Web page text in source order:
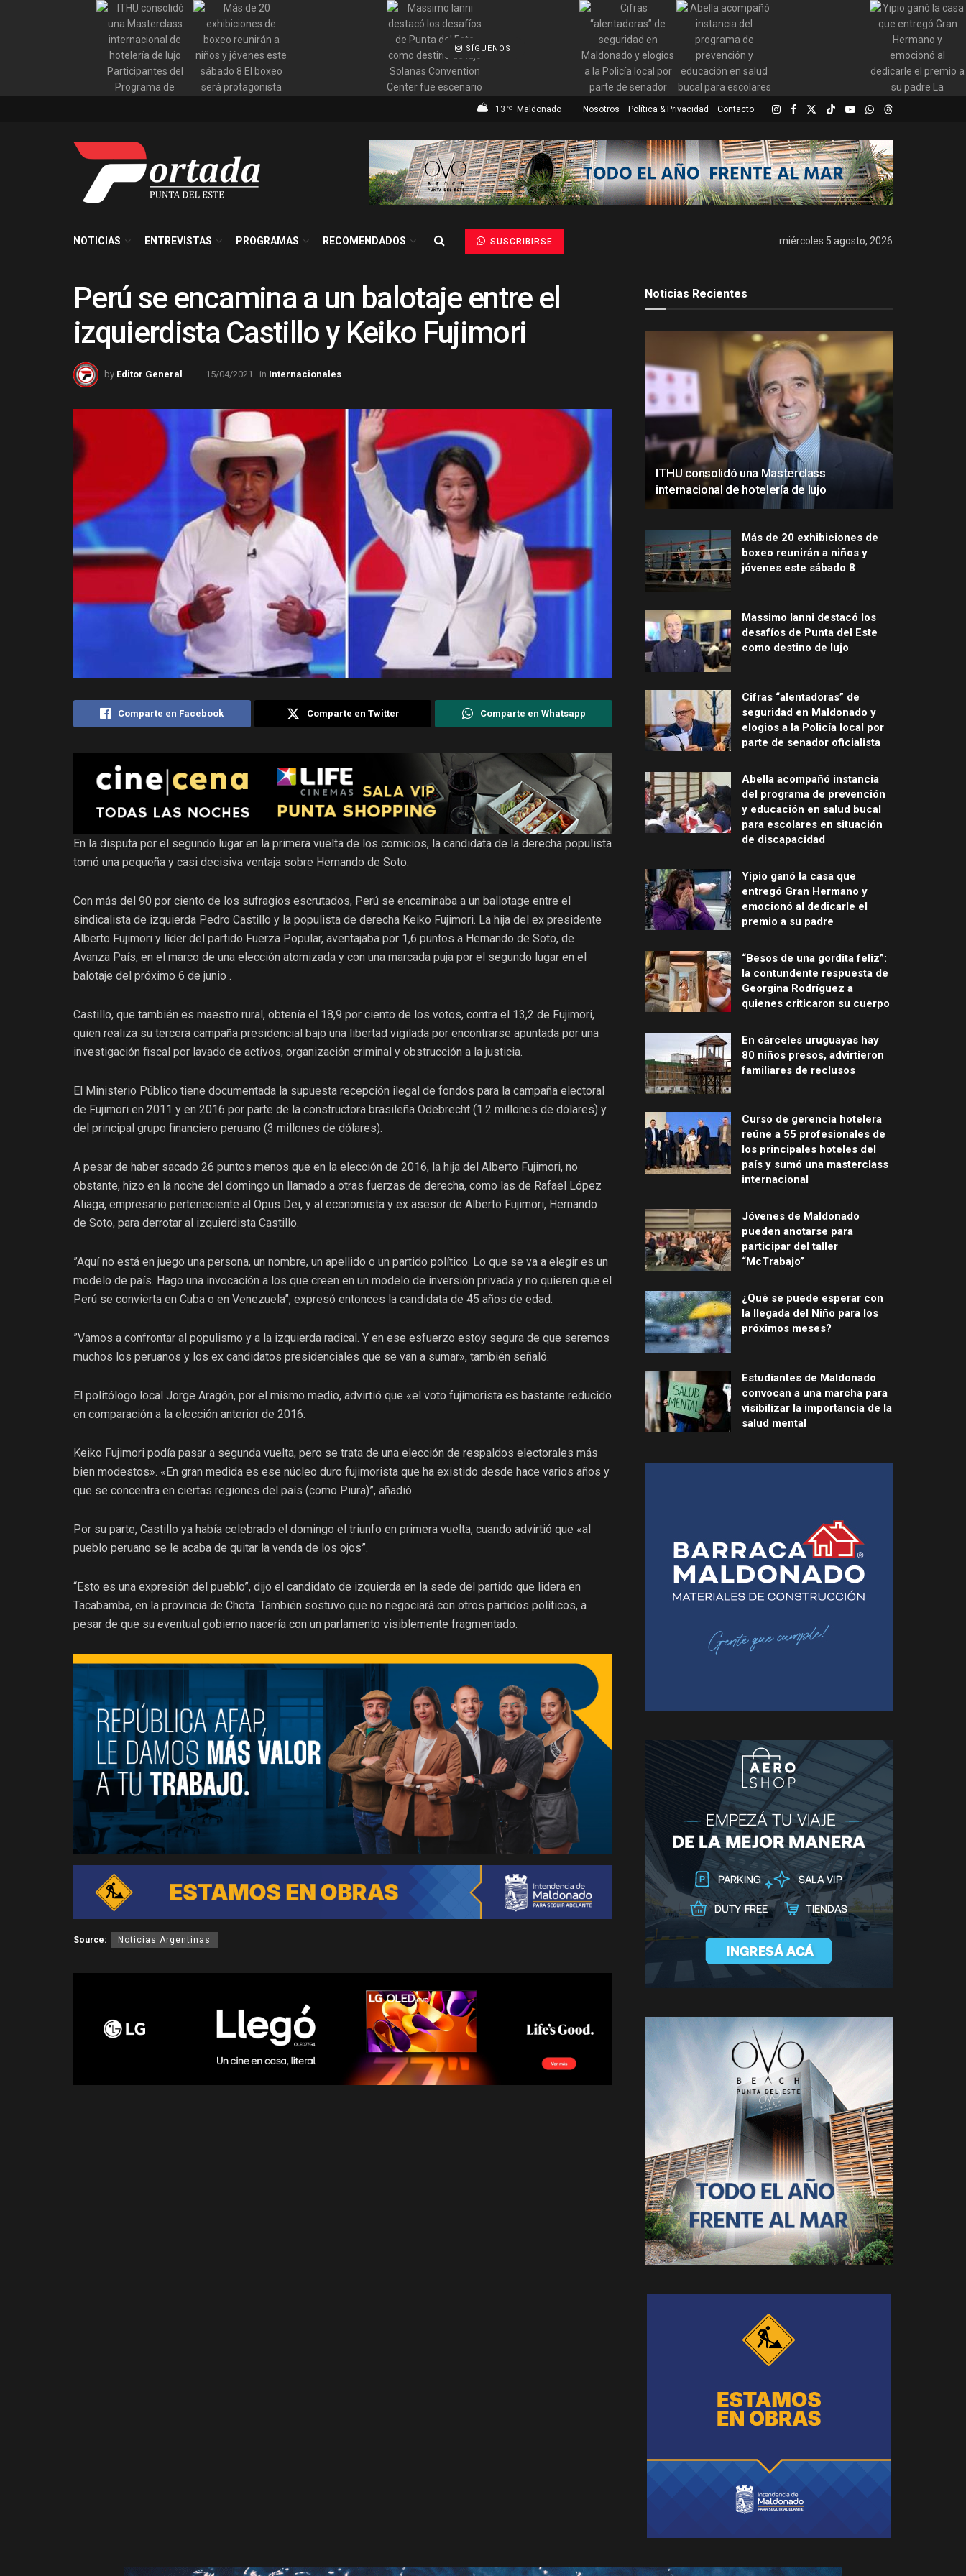
SÍGUENOS
13 °C Maldonado Nosotros Política & Privacidad Contacto
NOTICIAS ENTREVISTAS PROGRAMAS RECOMENDADOS SUSCRIBIRSE miércoles 5 agosto, 2026
Perú se encamina a un balotaje entre el
izquierdista Castillo y Keiko Fujimori
by Editor General 15/04/2021 in Internacionales
Comparte en Facebook Comparte en Twitter Comparte en Whatsapp
En la disputa por el segundo lugar en la primera vuelta de los comicios, la candidata de la derecha populista
tomó una pequeña y casi decisiva ventaja sobre Hernando de Soto.
Con más del 90 por ciento de los sufragios escrutados, Perú se encaminaba a un ballotage entre el
sindicalista de izquierda Pedro Castillo y la populista de derecha Keiko Fujimori. La hija del ex presidente
Alberto Fujimori y líder del partido Fuerza Popular, aventajaba por 1,6 puntos a Hernando de Soto, de
Avanza País, en el marco de una elección atomizada y con una marcada puja por el segundo lugar en el
balotaje del próximo 6 de junio .
Castillo, que también es maestro rural, obtenía el 18,9 por ciento de los votos, contra el 13,2 de Fujimori,
quien realiza su tercera campaña presidencial bajo una libertad vigilada por encontrarse apuntada por una
investigación fiscal por lavado de activos, organización criminal y obstrucción a la justicia.
El Ministerio Público tiene documentada la supuesta recepción ilegal de fondos para la campaña electoral
de Fujimori en 2011 y en 2016 por parte de la constructora brasileña Odebrecht (1.2 millones de dólares) y
del principal grupo financiero peruano (3 millones de dólares).
A pesar de haber sacado 26 puntos menos que en la elección de 2016, la hija del Alberto Fujimori, no
obstante, hizo en la noche del domingo un llamado a otras fuerzas de derecha, como las de Rafael López
Aliaga, empresario perteneciente al Opus Dei, y al economista y ex asesor de Alberto Fujimori, Hernando
de Soto, para derrotar al izquierdista Castillo.
”Aquí no está en juego una persona, un nombre, un apellido o un partido político. Lo que se va a elegir es un
modelo de país. Hago una invocación a los que creen en un modelo de inversión privada y no quieren que el
Perú se convierta en Cuba o en Venezuela”, expresó entonces la candidata de 45 años de edad.
”Vamos a confrontar al populismo y a la izquierda radical. Y en ese esfuerzo estoy segura de que seremos
muchos los peruanos y los ex candidatos presidenciales que se van a sumar», también señaló.
El politólogo local Jorge Aragón, por el mismo medio, advirtió que «el voto fujimorista es bastante reducido
en comparación a la elección anterior de 2016.
Keiko Fujimori podía pasar a segunda vuelta, pero se trata de una elección de respaldos electorales más
bien modestos». «En gran medida es ese núcleo duro fujimorista que ha existido desde hace varios años y
que se concentra en ciertas regiones del país (como Piura)”, añadió.
Por su parte, Castillo ya había celebrado el domingo el triunfo en primera vuelta, cuando advirtió que «al
pueblo peruano se le acaba de quitar la venda de los ojos”.
“Esto es una expresión del pueblo”, dijo el candidato de izquierda en la sede del partido que lidera en
Tacabamba, en la provincia de Chota. También sostuvo que no negociará con otros partidos políticos, a
pesar de que su eventual gobierno nacería con un parlamento visiblemente fragmentado.
Source: Noticias Argentinas
Noticias Recientes
ITHU consolidó una Masterclass
internacional de hotelería de lujo
Más de 20 exhibiciones de
boxeo reunirán a niños y
jóvenes este sábado 8
Massimo Ianni destacó los
desafíos de Punta del Este
como destino de lujo
Cifras “alentadoras” de
seguridad en Maldonado y
elogios a la Policía local por
parte de senador oficialista
Abella acompañó instancia
del programa de prevención
y educación en salud bucal
para escolares en situación
de discapacidad
Yipio ganó la casa que
entregó Gran Hermano y
emocionó al dedicarle el
premio a su padre
“Besos de una gordita feliz”:
la contundente respuesta de
Georgina Rodríguez a
quienes criticaron su cuerpo
En cárceles uruguayas hay
80 niños presos, advirtieron
familiares de reclusos
Curso de gerencia hotelera
reúne a 55 profesionales de
los principales hoteles del
país y sumó una masterclass
internacional
Jóvenes de Maldonado
pueden anotarse para
participar del taller
“McTrabajo”
¿Qué se puede esperar con
la llegada del Niño para los
próximos meses?
Estudiantes de Maldonado
convocan a una marcha para
visibilizar la importancia de la
salud mental